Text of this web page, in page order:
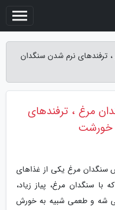
ترفندهای نرم شدن سنگدان
مرغ ، ترفندهای
خورشت
سنگدان مرغ یکی از غذاهای
سنگدان مرغ، پیاز زیاد،
شه و طعمی شبیه به خورش